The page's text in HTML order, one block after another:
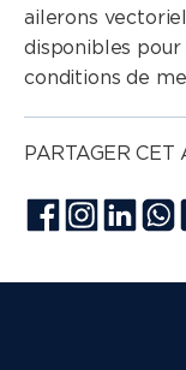
ailerons
disponibles
conditions de
PARTAGER CET